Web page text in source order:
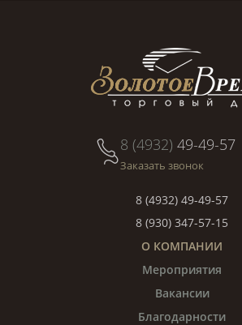
8 (4932) 49-49-57
Заказать звонок
8 (4932) 49-49-57
8 (930) 347-57-15
О КОМПАНИИ
Мероприятия
Вакансии
Благодарности